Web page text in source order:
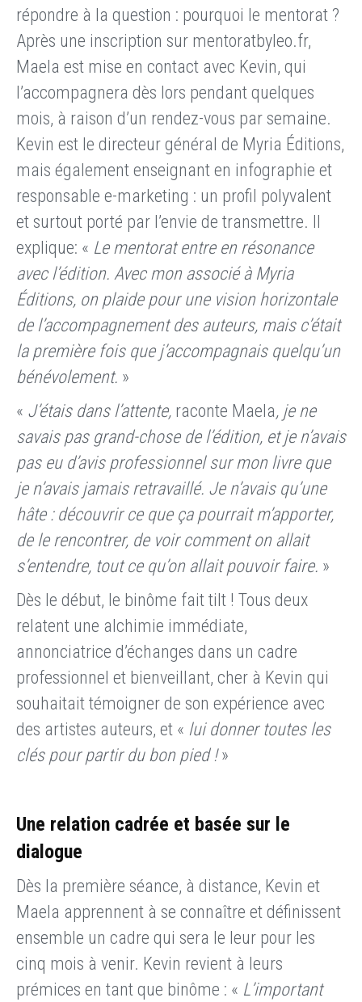
répondre à la question : pourquoi le mentorat ?
Après une inscription sur mentoratbyleo.fr,
Maela est mise en contact avec Kevin, qui
l’accompagnera dès lors pendant quelques
mois, à raison d’un rendez-vous par semaine.
Kevin est le directeur général de Myria Éditions,
mais également enseignant en infographie et
responsable e-marketing : un profil polyvalent
et surtout porté par l’envie de transmettre. Il
explique: « Le mentorat entre en résonance
avec l’édition. Avec mon associé à Myria
Éditions, on plaide pour une vision horizontale
de l’accompagnement des auteurs, mais c’était
la première fois que j’accompagnais quelqu’un
bénévolement. »
« J’étais dans l’attente, raconte Maela, je ne
savais pas grand-chose de l’édition, et je n’avais
pas eu d’avis professionnel sur mon livre que
je n’avais jamais retravaillé. Je n’avais qu’une
hâte : découvrir ce que ça pourrait m’apporter,
de le rencontrer, de voir comment on allait
s’entendre, tout ce qu’on allait pouvoir faire. »
Dès le début, le binôme fait tilt ! Tous deux
relatent une alchimie immédiate,
annonciatrice d’échanges dans un cadre
professionnel et bienveillant, cher à Kevin qui
souhaitait témoigner de son expérience avec
des artistes auteurs, et « lui donner toutes les
clés pour partir du bon pied !»
Une relation cadrée et basée sur le
dialogue
Dès la première séance, à distance, Kevin et
Maela apprennent à se connaître et définissent
ensemble un cadre qui sera le leur pour les
cinq mois à venir. Kevin revient à leurs
prémices en tant que binôme : « L’important